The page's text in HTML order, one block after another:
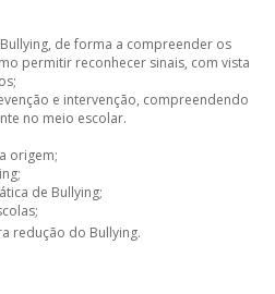
de forma a compreender os
permitir reconhecer sinais, com vista
e intervenção, compreendendo
no meio escolar.
origem;
de Bullying;
redução do Bullying.